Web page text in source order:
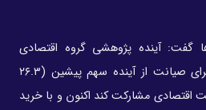
گفت: آینده پژوهشی گروه اقتصادی
صندوق‌ها مؤید آن بود که برای صیانت از آینده سهم پیشین (۲۶.۳
مشارکت کند اکنون و با خرید